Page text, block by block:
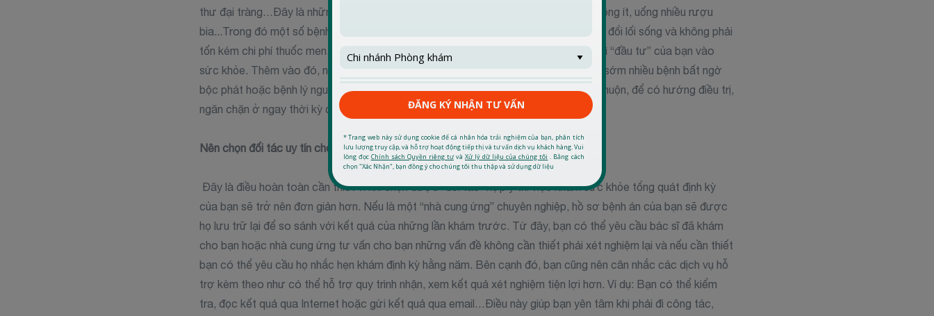
thư đại tràng…Đây là những bệnh lý phát sinh từ lối sống sinh hoạt ăn nhiều - vận động ít, uống nhiều rượu
bia...Trong đó một số bệnh lý hoàn toàn có thể khắc phục đơn giản bằng cách thay đổi lối sống và không phải
tốn kém chi phí thuốc men. Để làm được điều này thì phải cần thời gian và sự duy trì “đầu tư” của bạn vào
sức khỏe. Thêm vào đó, nếu bạn thực hiện khám tổng quát định kỳ thì sẽ phát hiện sớm nhiều bệnh bất ngờ
bộc phát hoặc bệnh lý nguy hiểm nhưng chỉ bộc lộ triệu chứng rõ ràng ở giai đoạn muộn, để có hướng điều trị,
ngăn chặn ở ngay thời kỳ đầu nhằm đạt được kết quả điều trị cao nhất.
Nên chọn đối tác uy tín cho “dự án” sức khỏe của bạn
Đây là điều hoàn toàn cần thiết vì khi chọn được “đối tác” hợp ý thì việc khám sức khỏe tổng quát định kỳ
của bạn sẽ trở nên đơn giản hơn. Nếu là một “nhà cung ứng” chuyên nghiệp, hồ sơ bệnh án của bạn sẽ được
họ lưu trữ lại để so sánh với kết quả của những lần khám trước. Từ đây, bạn có thể yêu cầu bác sĩ đã khám
cho bạn hoặc nhà cung ứng tư vấn cho bạn những vấn đề không cần thiết phải xét nghiệm lại và nếu cần thiết
bạn có thể yêu cầu họ nhắc hẹn khám định kỳ hằng năm. Bên cạnh đó, bạn cũng nên cân nhắc các dịch vụ hỗ
trợ kèm theo như có thể hỗ trợ quy trình nhận, xem kết quả xét nghiệm tiện lợi hơn. Ví dụ: Bạn có thể kiểm
tra, đọc kết quả qua Internet hoặc gửi kết quả qua email…Điều này giúp bạn yên tâm khi phải đi công tác,